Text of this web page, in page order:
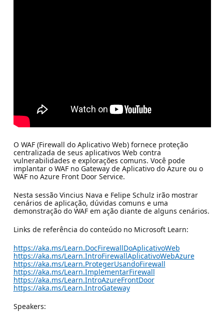
O WAF (Firewall do Aplicativo Web) fornece proteção
centralizada de seus aplicativos Web contra
vulnerabilidades e explorações comuns. Você pode
implantar o WAF no Gateway de Aplicativo do Azure ou o
WAF no Azure Front Door Service.
Nesta sessão Vincius Nava e Felipe Schulz irão mostrar
cenários de aplicação, dúvidas comuns e uma
demonstração do WAF em ação diante de alguns cenários.
Links de referência do conteúdo no Microsoft Learn:
https://aka.ms/Learn.DocFirewallDoAplicativoWeb
https://aka.ms/Learn.IntroFirewallAplicativoWebAzure
https://aka.ms/Learn.ProtegerUsandoFirewall
https://aka.ms/Learn.ImplementarFirewall
https://aka.ms/Learn.IntroAzureFrontDoor
https://aka.ms/Learn.IntroGateway
Speakers: